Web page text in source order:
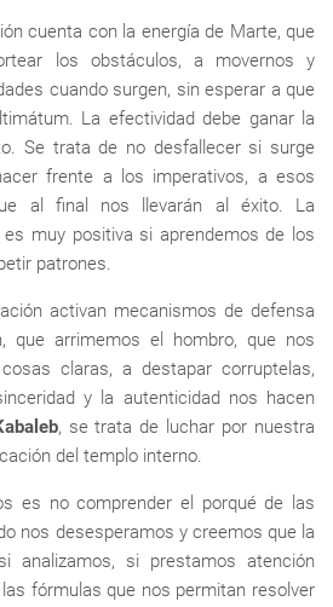
cuenta con la energía de Marte, que
los obstáculos, a movernos y
cuando surgen, sin esperar a que
La efectividad debe ganar la
Se trata de no desfallecer si surge
frente a los imperativos, a esos
al final nos llevarán al éxito. La
muy positiva si aprendemos de los
patrones.
activan mecanismos de defensa
que arrimemos el hombro, que nos
claras, a destapar corruptelas,
y la autenticidad nos hacen
, se trata de luchar por nuestra
del templo interno.
es no comprender el porqué de las
nos desesperamos y creemos que la
analizamos, si prestamos atención
fórmulas que nos permitan resolver